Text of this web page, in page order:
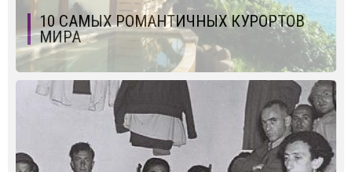
10 САМЫХ РОМАНТИЧНЫХ КУРОРТОВ
МИРА